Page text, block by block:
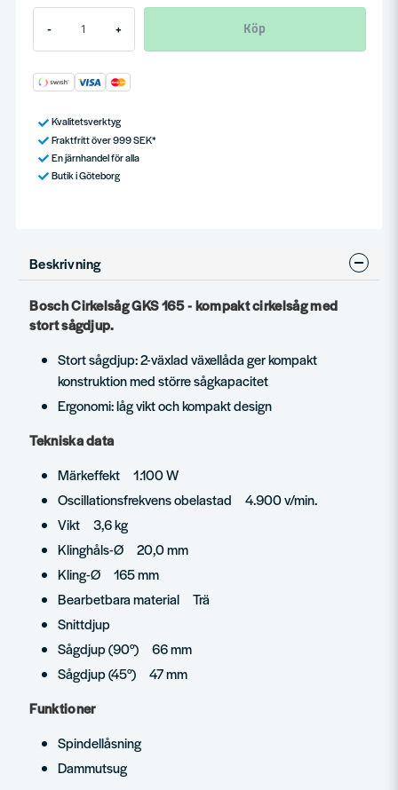
- + Köp
Kvalitetsverktyg
Fraktfritt över 999 SEK*
En järnhandel för alla
Butik i Göteborg
Beskrivning
Bosch Cirkelsåg GKS 165 - kompakt cirkelsåg med
stort sågdjup.
Stort sågdjup: 2-växlad växellåda ger kompakt
konstruktion med större sågkapacitet
Ergonomi: låg vikt och kompakt design
Tekniska data
Märkeffekt 1.100 W
Oscillationsfrekvens obelastad 4.900 v/min.
Vikt 3,6 kg
Klinghåls-Ø 20,0 mm
Kling-Ø 165 mm
Bearbetbara material Trä
Snittdjup
Sågdjup (90°) 66 mm
Sågdjup (45°) 47 mm
Funktioner
Spindellåsning
Dammutsug